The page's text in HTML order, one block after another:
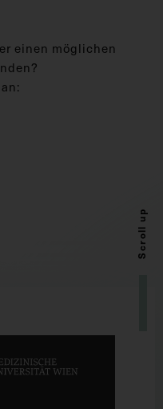
einen möglichen
Scroll up